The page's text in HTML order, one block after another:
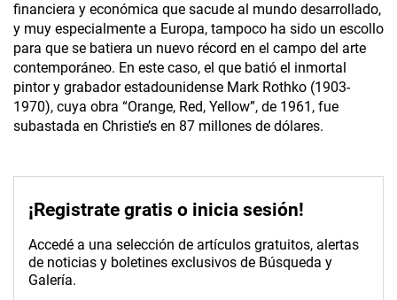
financiera y económica que sacude al mundo desarrollado,
y muy especialmente a Europa, tampoco ha sido un escollo
para que se batiera un nuevo récord en el campo del arte
contemporáneo. En este caso, el que batió el inmortal
pintor y grabador estadounidense Mark Rothko (1903-
1970), cuya obra “Orange, Red, Yellow”, de 1961, fue
subastada en Christie’s en 87 millones de dólares.
¡Registrate gratis o inicia sesión!
Accedé a una selección de artículos gratuitos, alertas
de noticias y boletines exclusivos de Búsqueda y
Galería.